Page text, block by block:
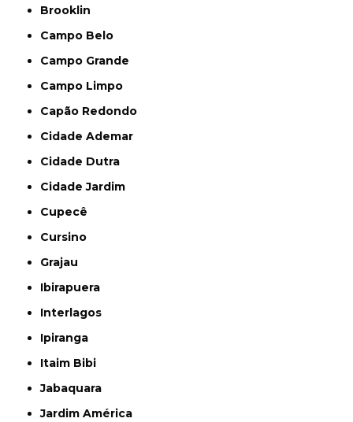
Brooklin
Campo Belo
Campo Grande
Campo Limpo
Capão Redondo
Cidade Ademar
Cidade Dutra
Cidade Jardim
Cupecê
Cursino
Grajau
Ibirapuera
Interlagos
Ipiranga
Itaim Bibi
Jabaquara
Jardim América